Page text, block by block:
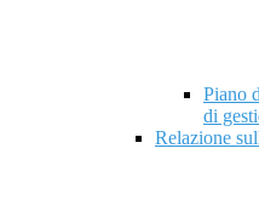
Piano
di
Relazione